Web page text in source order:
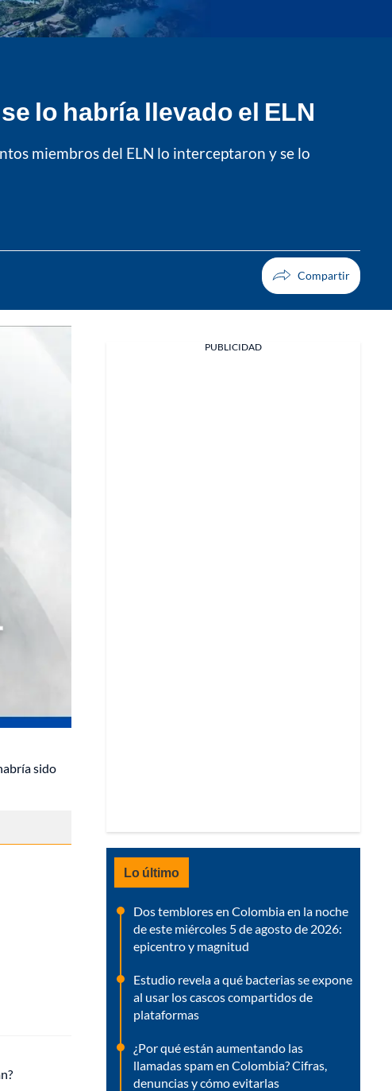
lo habría llevado el ELN
miembros del ELN lo interceptaron y se lo
sido
PUBLICIDAD
Lo último
Dos temblores en Colombia en la noche
de este miércoles 5 de agosto de 2026:
epicentro y magnitud
Estudio revela a qué bacterias se expone
al usar los cascos compartidos de
plataformas
¿Por qué están aumentando las
llamadas spam en Colombia? Cifras,
denuncias y cómo evitarlas